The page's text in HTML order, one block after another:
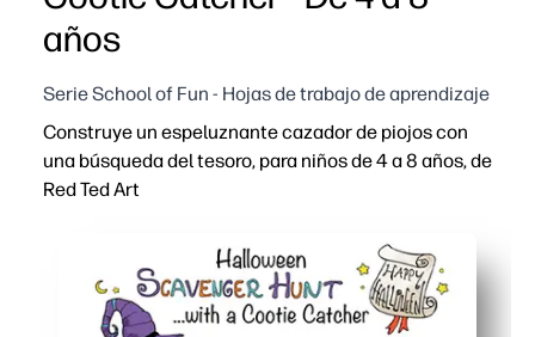
años
Serie School of Fun - Hojas de trabajo de aprendizaje
Construye un espeluznante cazador de piojos con
una búsqueda del tesoro, para niños de 4 a 8 años, de
Red Ted Art